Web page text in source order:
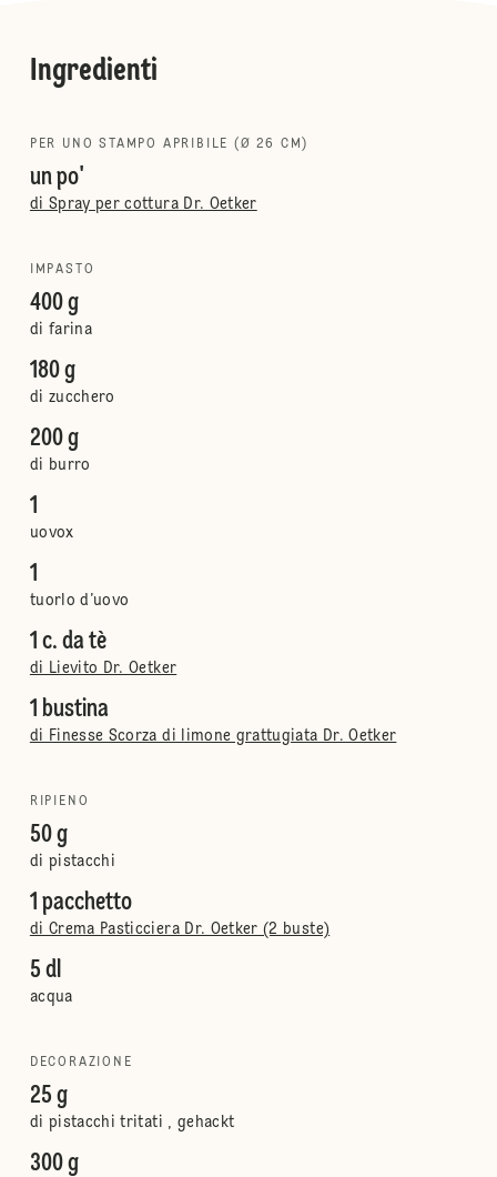
Ingredienti
PER UNO STAMPO APRIBILE (Ø 26 CM)
un po'
di Spray per cottura Dr. Oetker
IMPASTO
400 g
di farina
180 g
di zucchero
200 g
di burro
1
uovox
1
tuorlo d’uovo
1 c. da tè
di Lievito Dr. Oetker
1 bustina
di Finesse Scorza di limone grattugiata Dr. Oetker
RIPIENO
50 g
di pistacchi
1 pacchetto
di Crema Pasticciera Dr. Oetker (2 buste)
5 dl
acqua
DECORAZIONE
25 g
di pistacchi tritati , gehackt
300 g